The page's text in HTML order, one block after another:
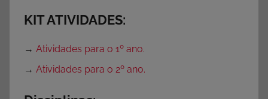
m
r
a
KIT ATIVIDADES:
→ Atividades para o 1º ano.
→ Atividades para o 2º ano.